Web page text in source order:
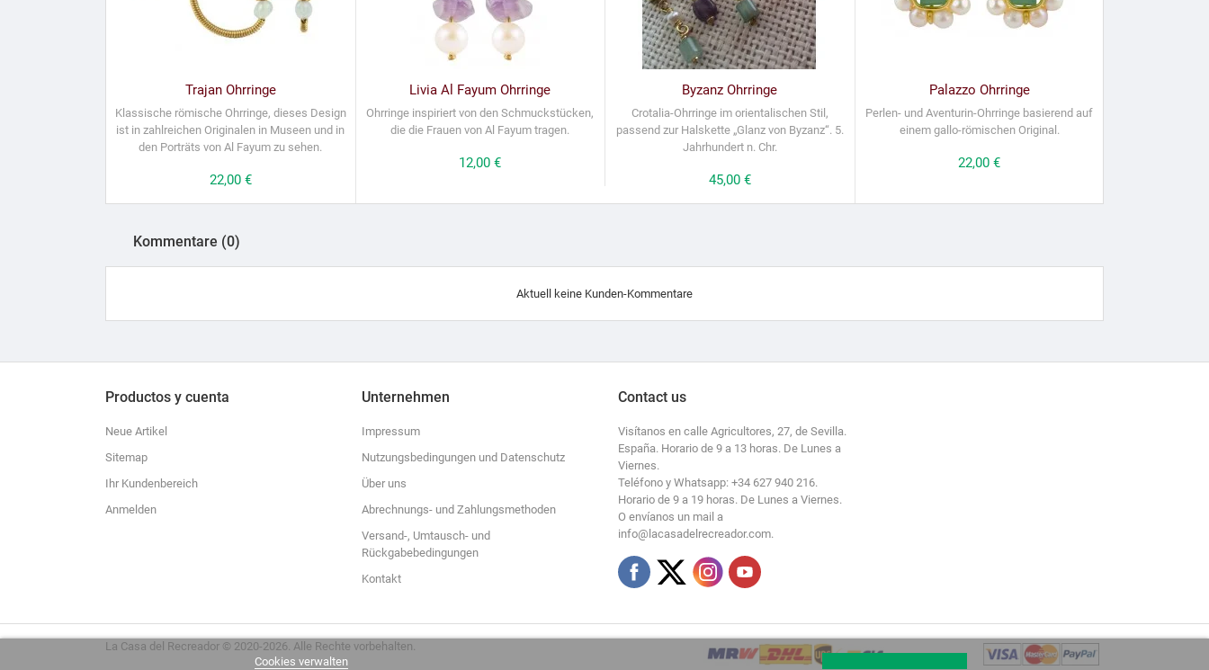
Trajan Ohrringe
Klassische römische Ohrringe, dieses Design
ist in zahlreichen Originalen in Museen und in
den Porträts von Al Fayum zu sehen.
Preis
22,00 €
Livia Al Fayum Ohrringe
Ohrringe inspiriert von den Schmuckstücken,
die die Frauen von Al Fayum tragen.
Preis
12,00 €
Byzanz Ohrringe
Crotalia-Ohrringe im orientalischen Stil,
passend zur Halskette „Glanz von Byzanz“. 5.
Jahrhundert n. Chr.
Preis
45,00 €
Palazzo Ohrringe
Perlen- und Aventurin-Ohrringe basierend auf
einem gallo-römischen Original.
Preis
22,00 €
Kommentare (0)
Aktuell keine Kunden-Kommentare
Productos y cuenta
Neue Artikel
Sitemap
Ihr Kundenbereich
Anmelden
Unternehmen
Impressum
Nutzungsbedingungen und Datenschutz
Über uns
Abrechnungs- und Zahlungsmethoden
Versand-, Umtausch- und
Rückgabebedingungen
Kontakt
Contact us
Visítanos en calle Agricultores, 27, de Sevilla.
España. Horario de 9 a 13 horas. De Lunes a
Viernes.
Teléfono y Whatsapp: +34 627 940 216.
Horario de 9 a 19 horas. De Lunes a Viernes.
O envíanos un mail a
info@lacasadelrecreador.com.
Cookies verwalten
La Casa del Recreador © 2020-2026. Alle Rechte vorbehalten.